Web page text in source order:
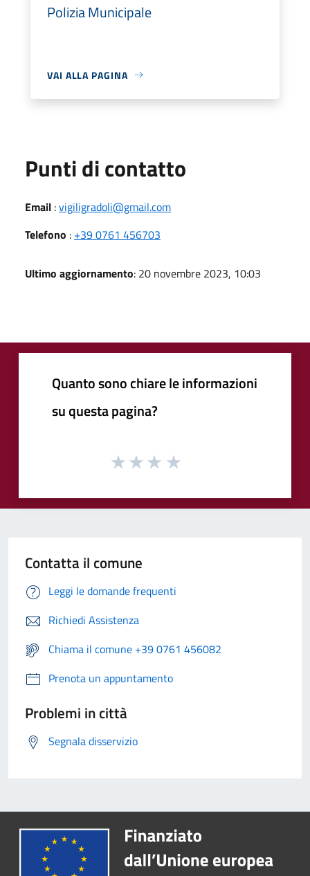
Polizia Municipale
VAI ALLA PAGINA
Punti di contatto
Email :vigiligradoli@gmail.com
Telefono : +39 0761 456703
Ultimo aggiornamento: 20 novembre 2023, 10:03
Quanto sono chiare le informazioni
su questa pagina?
Contatta il comune
Leggi le domande frequenti
Richiedi Assistenza
Chiama il comune +39 0761 456082
Prenota un appuntamento
Problemi in città
Segnala disservizio